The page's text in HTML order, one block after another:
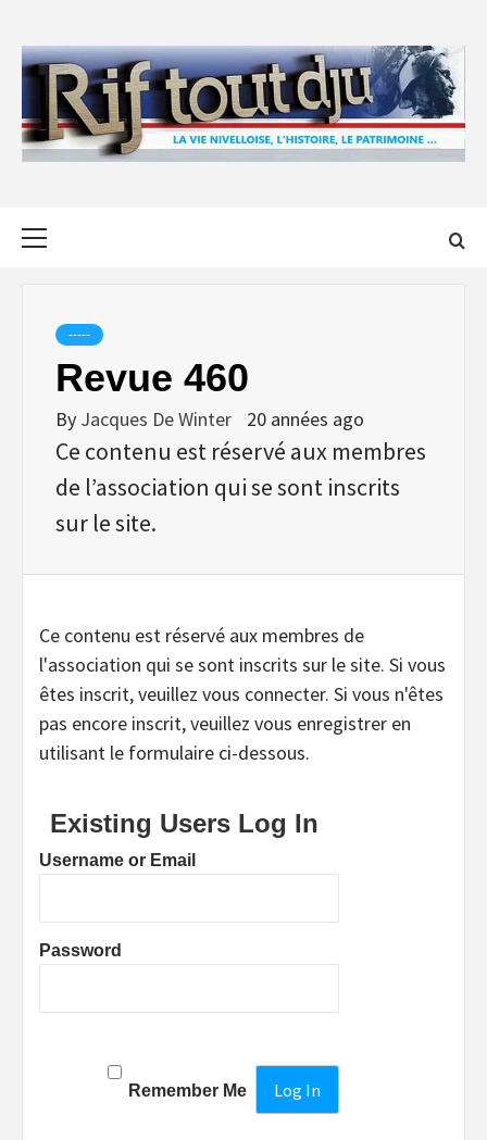
content
-----
Revue 460
By Jacques De Winter 20 années ago
Ce contenu est réservé aux membres
de l’association qui se sont inscrits
sur le site.
Ce contenu est réservé aux membres de
l'association qui se sont inscrits sur le site. Si vous
êtes inscrit, veuillez vous connecter. Si vous n'êtes
pas encore inscrit, veuillez vous enregistrer en
utilisant le formulaire ci-dessous.
Existing Users Log In
Username or Email
Password
Remember Me